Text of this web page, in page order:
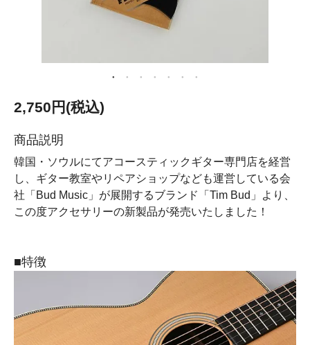
2,750円(税込)
商品説明
韓国・ソウルにてアコースティックギター専門店を経営
し、ギター教室やリペアショップなども運営している会
社「Bud Music」が展開するブランド「Tim Bud」より、
この度アクセサリーの新製品が発売いたしました！
■特徴